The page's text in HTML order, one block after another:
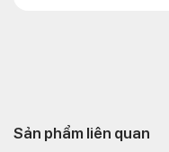
Sản phẩm liên quan